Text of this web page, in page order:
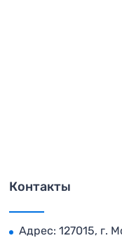
Контакты
Адрес: 127015, г.